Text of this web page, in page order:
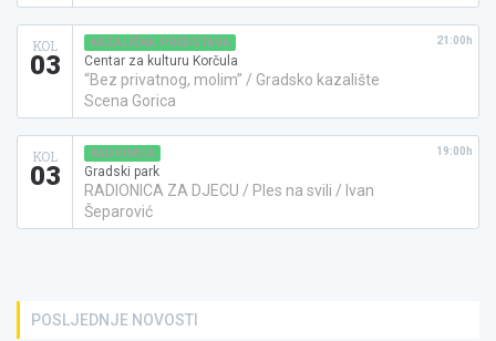
KOL
03
KAZALIŠNA PREDSTAVA
Centar za kulturu Korčula
“Bez privatnog, molim” / Gradsko kazalište
Scena Gorica
21:00h
KOL
03
RADIONICA
Gradski park
RADIONICA ZA DJECU / Ples na svili / Ivan
Šeparović
19:00h
POSLJEDNJE NOVOSTI